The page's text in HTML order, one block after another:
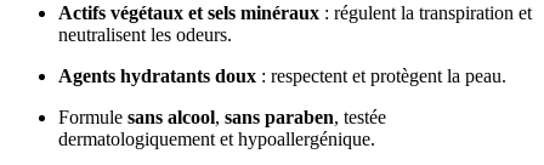
Actifs végétaux et sels minéraux : régulent la transpiration et
neutralisent les odeurs.
Agents hydratants doux : respectent et protègent la peau.
Formule sans alcool, sans paraben, testée
dermatologiquement et hypoallergénique.